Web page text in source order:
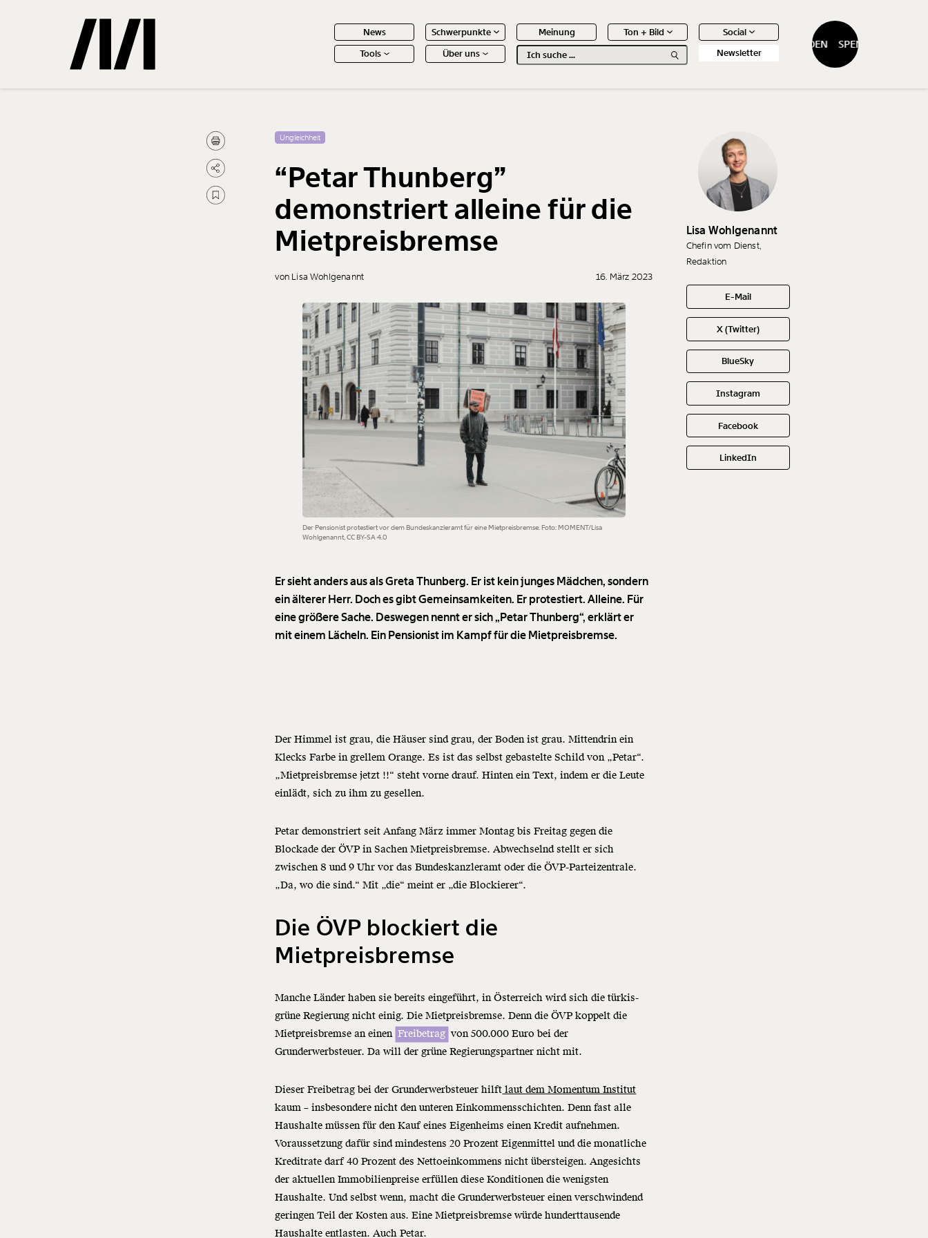
News Schwerpunkte Meinung Ton + Bild
Social
Tools
Über uns Newsletter
SPENDEN SPENDEN
Gemerkte Inhalte
Treffer 0Artikel
Ungleichheit
“Petar Thunberg”
demonstriert alleine für die
Mietpreisbremse
von Lisa Wohlgenannt 16. März 2023
Der Pensionist protestiert vor dem Bundeskanzleramt für eine Mietpreisbremse. Foto: MOMENT/Lisa
Wohlgenannt, CC BY-SA 4.0
Er sieht anders aus als Greta Thunberg. Er ist kein junges Mädchen, sondern
ein älterer Herr. Doch es gibt Gemeinsamkeiten. Er protestiert. Alleine. Für
eine größere Sache. Deswegen nennt er sich „Petar Thunberg“, erklärt er
mit einem Lächeln. Ein Pensionist im Kampf für die Mietpreisbremse.
Der Himmel ist grau, die Häuser sind grau, der Boden ist grau. Mittendrin ein
Klecks Farbe in grellem Orange. Es ist das selbst gebastelte Schild von „Petar“.
„Mietpreisbremse jetzt !!“ steht vorne drauf. Hinten ein Text, indem er die Leute
einlädt, sich zu ihm zu gesellen.
Petar demonstriert seit Anfang März immer Montag bis Freitag gegen die
Blockade der ÖVP in Sachen Mietpreisbremse. Abwechselnd stellt er sich
zwischen 8 und 9 Uhr vor das Bundeskanzleramt oder die ÖVP-Parteizentrale.
„Da, wo die sind.“ Mit „die“ meint er „die Blockierer“.
Die ÖVP blockiert die
Mietpreisbremse
Manche Länder haben sie bereits eingeführt, in Österreich wird sich die türkis-
grüne Regierung nicht einig. Die Mietpreisbremse. Denn die ÖVP koppelt die
Mietpreisbremse an einen Freibetrag von 500.000 Euro bei der
Grunderwerbsteuer. Da will der grüne Regierungspartner nicht mit.
DieserFreibetrag bei der Grunderwerbsteuer hilft laut dem Momentum Institut
kaum – insbesondere nicht den unteren Einkommensschichten. Denn fast alle
Haushalte müssen für den Kauf eines Eigenheims einen Kredit aufnehmen.
Voraussetzung dafür sind mindestens 20 Prozent Eigenmittel und die monatliche
Kreditrate darf 40 Prozent des Nettoeinkommens nicht übersteigen. Angesichts
der aktuellen Immobilienpreise erfüllen diese Konditionen die wenigsten
Haushalte. Und selbst wenn, macht die Grunderwerbsteuer einen verschwindend
geringen Teil der Kosten aus. Eine Mietpreisbremse würde hunderttausende
Haushalte entlasten. Auch Petar.
Lisa Wohlgenannt
Chefin vom Dienst,
Redaktion
E-Mail
X (Twitter)
BlueSky
Instagram
Facebook
LinkedIn